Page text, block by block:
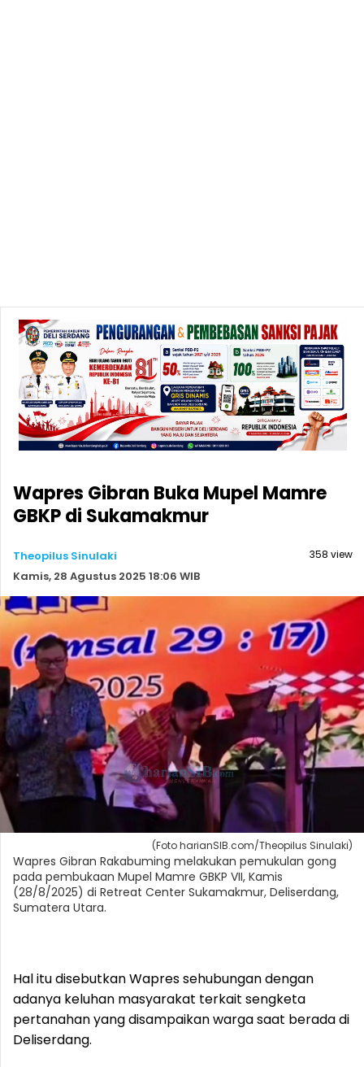
Wapres Gibran Buka Mupel Mamre
GBKP di Sukamakmur
Theopilus Sinulaki
Kamis, 28 Agustus 2025 18:06 WIB
358 view
(Foto harianSIB.com/Theopilus Sinulaki)
Wapres Gibran Rakabuming melakukan pemukulan gong
pada pembukaan Mupel Mamre GBKP VII, Kamis
(28/8/2025) di Retreat Center Sukamakmur, Deliserdang,
Sumatera Utara.
Hal itu disebutkan Wapres sehubungan dengan
adanya keluhan masyarakat terkait sengketa
pertanahan yang disampaikan warga saat berada di
Deliserdang.